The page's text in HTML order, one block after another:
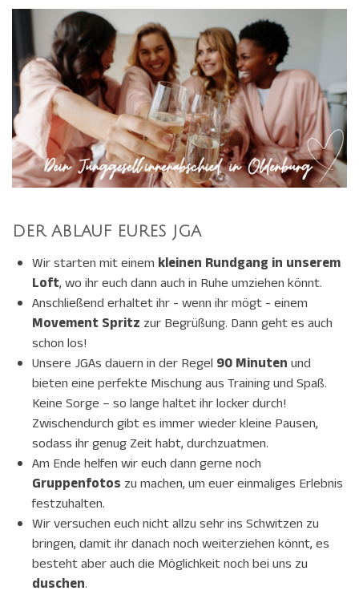
DER ABLAUF EURES JGA
Wir starten mit einem kleinen Rundgang in unserem
Loft, wo ihr euch dann auch in Ruhe umziehen könnt.
Anschließend erhaltet ihr - wenn ihr mögt - einem
Movement Spritz zur Begrüßung. Dann geht es auch
schon los!
Unsere JGAs dauern in der Regel 90 Minutenund
bieten eine perfekte Mischung aus Training und Spaß.
Keine Sorge – so lange haltet ihr locker durch!
Zwischendurch gibt es immer wieder kleine Pausen,
sodass ihr genug Zeit habt, durchzuatmen.
Am Ende helfen wir euch dann gerne noch
Gruppenfotos zu machen, um euer einmaliges Erlebnis
festzuhalten.
Wir versuchen euch nicht allzu sehr ins Schwitzen zu
bringen, damit ihr danach noch weiterziehen könnt, es
besteht aber auch die Möglichkeit noch bei uns zu
duschen.